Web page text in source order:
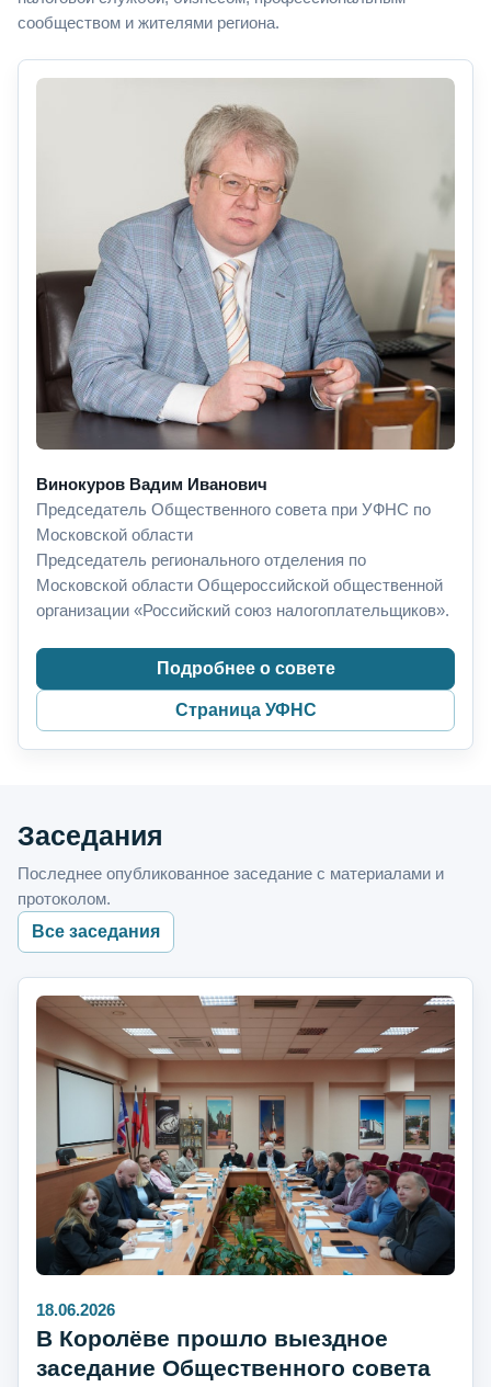
сообществом и жителями региона.
Винокуров Вадим Иванович
Председатель Общественного совета при УФНС по
Московской области
Председатель регионального отделения по
Московской области Общероссийской общественной
организации «Российский союз налогоплательщиков».
Подробнее о совете
Страница УФНС
Заседания
Последнее опубликованное заседание с материалами и
протоколом.
Все заседания
18.06.2026
В Королёве прошло выездное
заседание Общественного совета